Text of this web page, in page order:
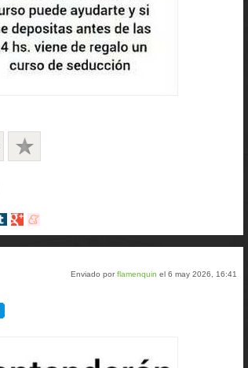
Compartir
Compartir
Compartir
Enviado porflamenquin el 6 may 2026, 16:41